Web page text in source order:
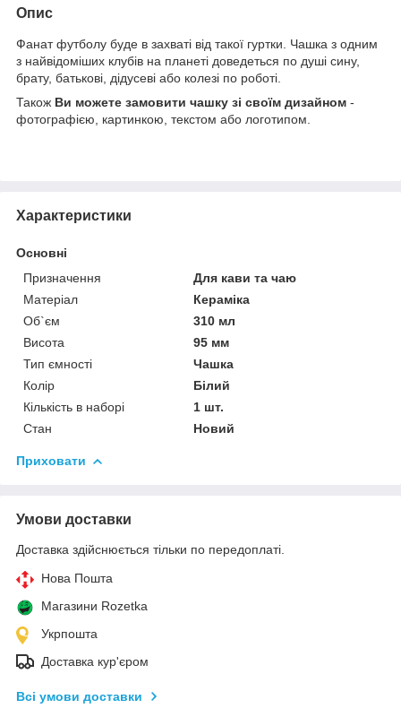
Опис
Фанат футболу буде в захваті від такої гуртки. Чашка з одним
з найвідоміших клубів на планеті доведеться по душі сину,
брату, батькові, дідусеві або колезі по роботі.
Також Ви можете замовити чашку зі своїм дизайном -
фотографією, картинкою, текстом або логотипом.
Характеристики
Основні
Призначення
Для кави та чаю
Матеріал
Кераміка
Об`єм
310 мл
Висота
95 мм
Тип ємності
Чашка
Колір
Білий
Кількість в наборі
1 шт.
Стан
Новий
Приховати
Умови доставки
Доставка здійснюється тільки по передоплаті.
Нова Пошта
Магазини Rozetka
Укрпошта
Доставка кур'єром
Всі умови доставки